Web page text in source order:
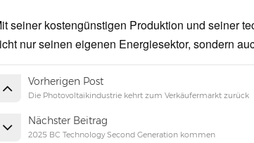
seiner kostengünstigen Produktion und seiner
nur seinen eigenen Energiesektor, sondern
Vorherigen Post
Die Photovoltaikindustrie kehrt zum Verkäufermarkt zurück
Nächster Beitrag
2025 BC Technology Second Generation kommen